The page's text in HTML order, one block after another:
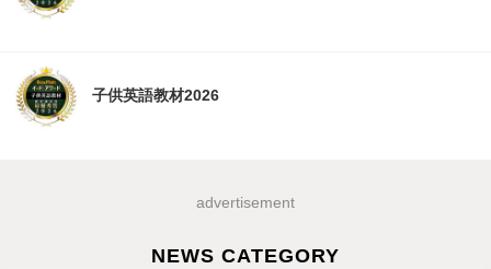
子供英語教材2026
advertisement
NEWS CATEGORY